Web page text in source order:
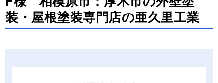
装・屋根塗装専門店の亜久里工業
Before After